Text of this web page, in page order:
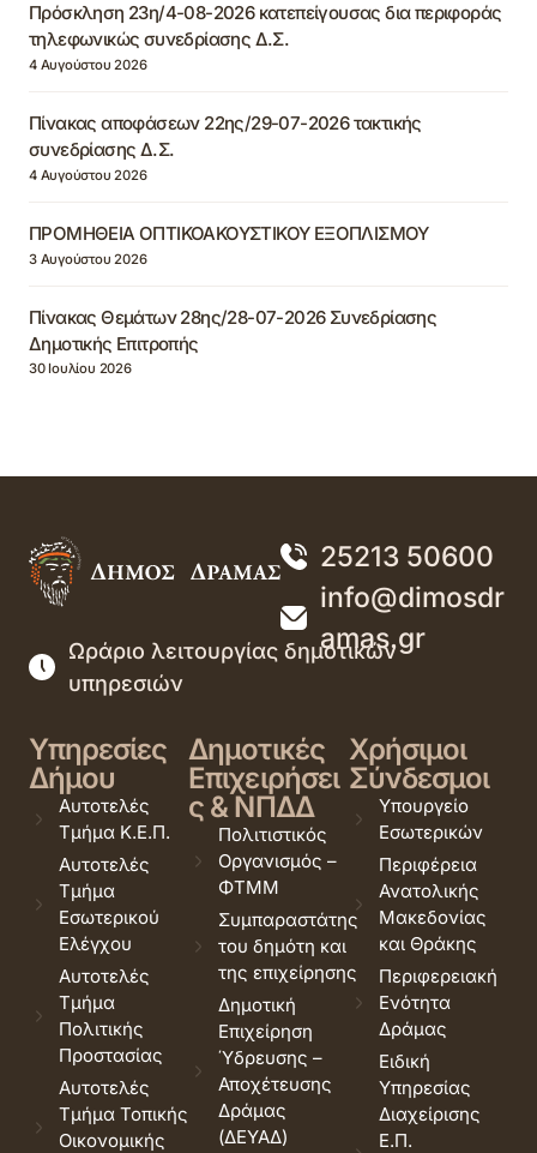
Πρόσκληση 23η/4-08-2026 κατεπείγουσας δια περιφοράς
τηλεφωνικώς συνεδρίασης Δ.Σ.
4 Αυγούστου 2026
Πίνακας αποφάσεων 22ης/29-07-2026 τακτικής
συνεδρίασης Δ.Σ.
4 Αυγούστου 2026
ΠΡΟΜΗΘΕΙΑ ΟΠΤΙΚΟΑΚΟΥΣΤΙΚΟΥ ΕΞΟΠΛΙΣΜΟΥ
3 Αυγούστου 2026
Πίνακας Θεμάτων 28ης/28-07-2026 Συνεδρίασης
Δημοτικής Επιτροπής
30 Ιουλίου 2026
25213 50600
info@dimosdr
amas.gr
Ωράριο λειτουργίας δημοτικών
υπηρεσιών
Υπηρεσίες
Δήμου
Αυτοτελές
Τμήμα Κ.Ε.Π.
Αυτοτελές
Τμήμα
Εσωτερικού
Ελέγχου
Αυτοτελές
Τμήμα
Πολιτικής
Προστασίας
Αυτοτελές
Τμήμα Τοπικής
Οικονομικής
Δημοτικές
Επιχειρήσει
ς & ΝΠΔΔ
Πολιτιστικός
Οργανισμός –
ΦΤΜΜ
Συμπαραστάτης
του δημότη και
της επιχείρησης
Δημοτική
Επιχείρηση
Ύδρευσης –
Αποχέτευσης
Δράμας
(ΔΕΥΑΔ)
Χρήσιμοι
Σύνδεσμοι
Υπουργείο
Εσωτερικών
Περιφέρεια
Ανατολικής
Μακεδονίας
και Θράκης
Περιφερειακή
Ενότητα
Δράμας
Ειδική
Υπηρεσίας
Διαχείρισης
Ε.Π.